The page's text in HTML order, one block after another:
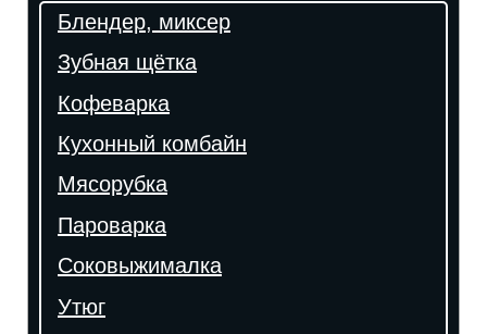
Блендер, миксер
Зубная щётка
Кофеварка
Кухонный комбайн
Мясорубка
Пароварка
Соковыжималка
Утюг